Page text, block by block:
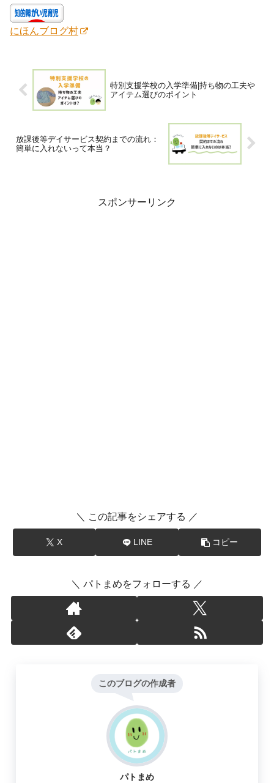
にほんブログ村
特別支援学校の入学準備|持ち物の工夫や
アイテム選びのポイント
放課後等デイサービス契約までの流れ：
簡単に入れないって本当？
スポンサーリンク
＼ この記事をシェアする ／
X LINE コピー
＼ パトまめをフォローする ／
このブログの作成者
パトまめ